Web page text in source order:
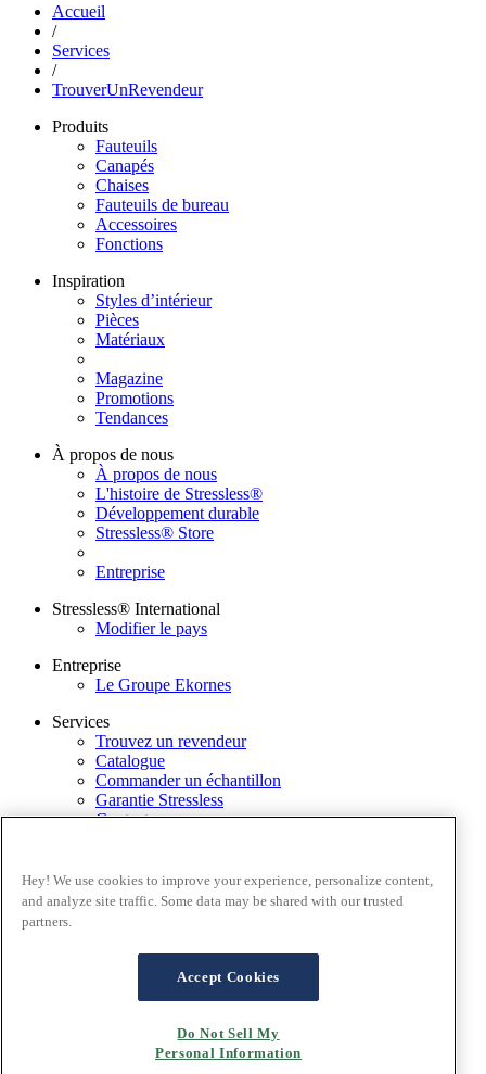
Accueil
/
Services
/
TrouverUnRevendeur
Produits
Fauteuils
Canapés
Chaises
Fauteuils de bureau
Accessoires
Fonctions
Inspiration
Styles d’intérieur
Pièces
Matériaux
Magazine
Promotions
Tendances
À propos de nous
À propos de nous
L'histoire de Stressless®
Développement durable
Stressless® Store
Entreprise
Stressless® International
Modifier le pays
Entreprise
Le Groupe Ekornes
Services
Trouvez un revendeur
Catalogue
Commander un échantillon
Garantie Stressless
Contactez-nous
Conditions générales
Politique de confidentialité
Garantie
FAQ – Ventes en ligne
Hey! We use cookies to improve your experience, personalize content,
and analyze site traffic. Some data may be shared with our trusted
partners.
Accept Cookies
Do Not Sell My
Personal Information